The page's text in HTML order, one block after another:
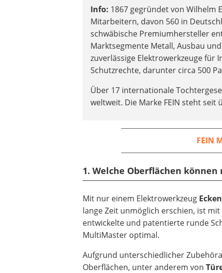
Info: 1867 gegründet von Wilhelm
Mitarbeitern, davon 560 in
schwäbische Premiumhersteller
Marktsegmente Metall, Ausbau
zuverlässige Elektrowerkzeuge für
Schutzrechte, darunter circa 500
Über 17 internationale
weltweit. Die Marke FEIN steht
FEIN
1. Welche Oberflächen
Mit nur einem Elektrowerkzeug
lange Zeit unmöglich erschien, ist
entwickelte und patentierte runde
MultiMaster optimal.
Aufgrund unterschiedlicher
Oberflächen, unter anderem von